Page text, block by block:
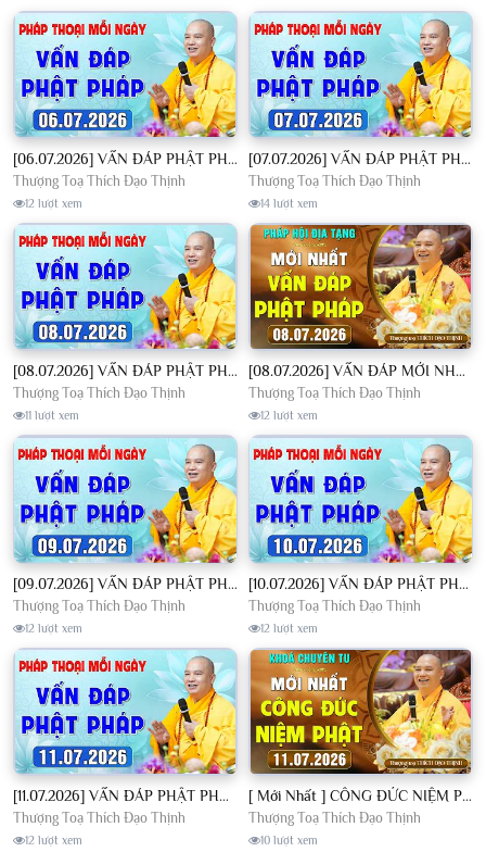
[06.07.2026] VẤN ĐÁP PHẬT PHÁP - Nghe Thầy giảng Pháp mỗi ngày CÔNG ĐỨC VÔ LƯỢNG│TT. Thích Đạo Thịnh
Thượng Toạ Thích Đạo Thịnh
12 lượt xem
[07.07.2026] VẤN ĐÁP PHẬT PHÁP - Nghe Thầy giảng Pháp mỗi ngày CÔNG ĐỨC VÔ LƯỢNG│TT. Thích Đạo Thịnh
Thượng Toạ Thích Đạo Thịnh
14 lượt xem
[08.07.2026] VẤN ĐÁP PHẬT PHÁP - Nghe Thầy giảng Pháp mỗi ngày CÔNG ĐỨC VÔ LƯỢNG│TT. Thích Đạo Thịnh
Thượng Toạ Thích Đạo Thịnh
11 lượt xem
[08.07.2026] VẤN ĐÁP MỚI NHẤT - Pháp Hội Địa Tạng Chùa Khai Nguyên | TT. Thích Đạo Thịnh
Thượng Toạ Thích Đạo Thịnh
12 lượt xem
[09.07.2026] VẤN ĐÁP PHẬT PHÁP - Nghe Thầy giảng Pháp mỗi ngày CÔNG ĐỨC VÔ LƯỢNG│TT. Thích Đạo Thịnh
Thượng Toạ Thích Đạo Thịnh
12 lượt xem
[10.07.2026] VẤN ĐÁP PHẬT PHÁP - Nghe Thầy giảng Pháp mỗi ngày CÔNG ĐỨC VÔ LƯỢNG│TT. Thích Đạo Thịnh
Thượng Toạ Thích Đạo Thịnh
12 lượt xem
[11.07.2026] VẤN ĐÁP PHẬT PHÁP - Nghe Thầy giảng Pháp mỗi ngày CÔNG ĐỨC VÔ LƯỢNG│TT. Thích Đạo Thịnh
Thượng Toạ Thích Đạo Thịnh
12 lượt xem
[ Mới Nhất ] CÔNG ĐỨC NIỆM PHẬT - Khoá Chuyên Tu Chùa Khai Nguyên 11/07/2026 | TT. Thích Đạo Thịnh
Thượng Toạ Thích Đạo Thịnh
10 lượt xem